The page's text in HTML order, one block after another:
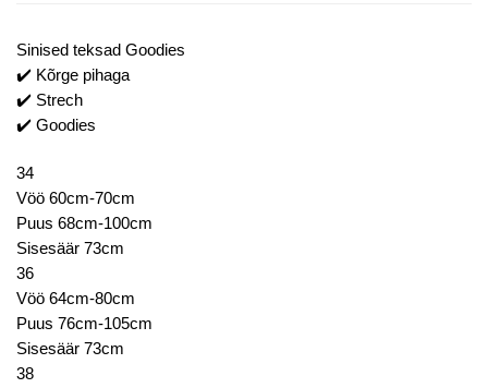
Sinised teksad Goodies
✔️ Kõrge pihaga
✔️ Strech
✔️ Goodies
34
Vöö 60cm-70cm
Puus 68cm-100cm
Sisesäär 73cm
36
Vöö 64cm-80cm
Puus 76cm-105cm
Sisesäär 73cm
38